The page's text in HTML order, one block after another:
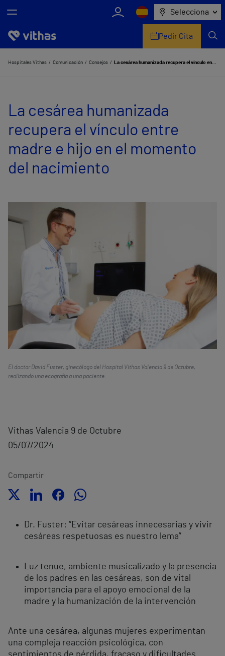
Selecciona
Nosotros
Servicios de salud
Equipo médico y asistencial
Pedir Cita
Hospitales Vithas Comunicación Consejos La cesárea humanizada recupera el vínculo entre madre e hijo en el momento del nacimiento
La cesárea humanizada
recupera el vínculo entre
madre e hijo en el momento
del nacimiento
El doctor David Fuster, ginecólogo del Hospital Vithas Valencia 9 de Octubre,
realizando una ecografía a una paciente.
Vithas Valencia 9 de Octubre
05/07/2024
Compartir
Dr. Fuster: “Evitar cesáreas innecesarias y vivir
cesáreas respetuosas es nuestro lema”
Luz tenue, ambiente musicalizado y la presencia
de los padres en las cesáreas, son de vital
importancia para el apoyo emocional de la
madre y la humanización de la intervención
Ante una cesárea, algunas mujeres experimentan
una compleja reacción psicológica, con